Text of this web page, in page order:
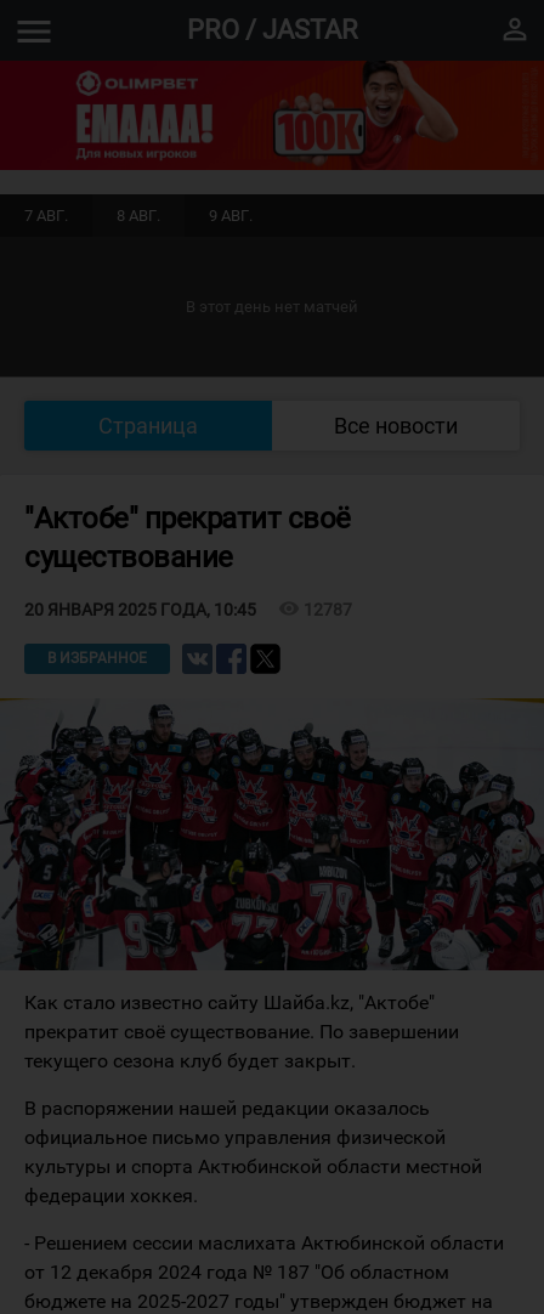
menu PRO / JASTAR perm_identity
7 АВГ. 8 АВГ. 9 АВГ.
В этот день нет матчей
Страница Все новости
"Актобе" прекратит своё
существование
20 ЯНВАРЯ 2025 ГОДА, 10:45 12787
В ИЗБРАННОЕ
Как стало известно сайту Шайба.kz, "Актобе"
прекратит своё существование. По завершении
текущего сезона клуб будет закрыт.
В распоряжении нашей редакции оказалось
официальное письмо управления физической
культуры и спорта Актюбинской области местной
федерации хоккея.
- Решением сессии маслихата Актюбинской области
от 12 декабря 2024 года № 187 "Об областном
бюджете на 2025-2027 годы" утвержден бюджет на